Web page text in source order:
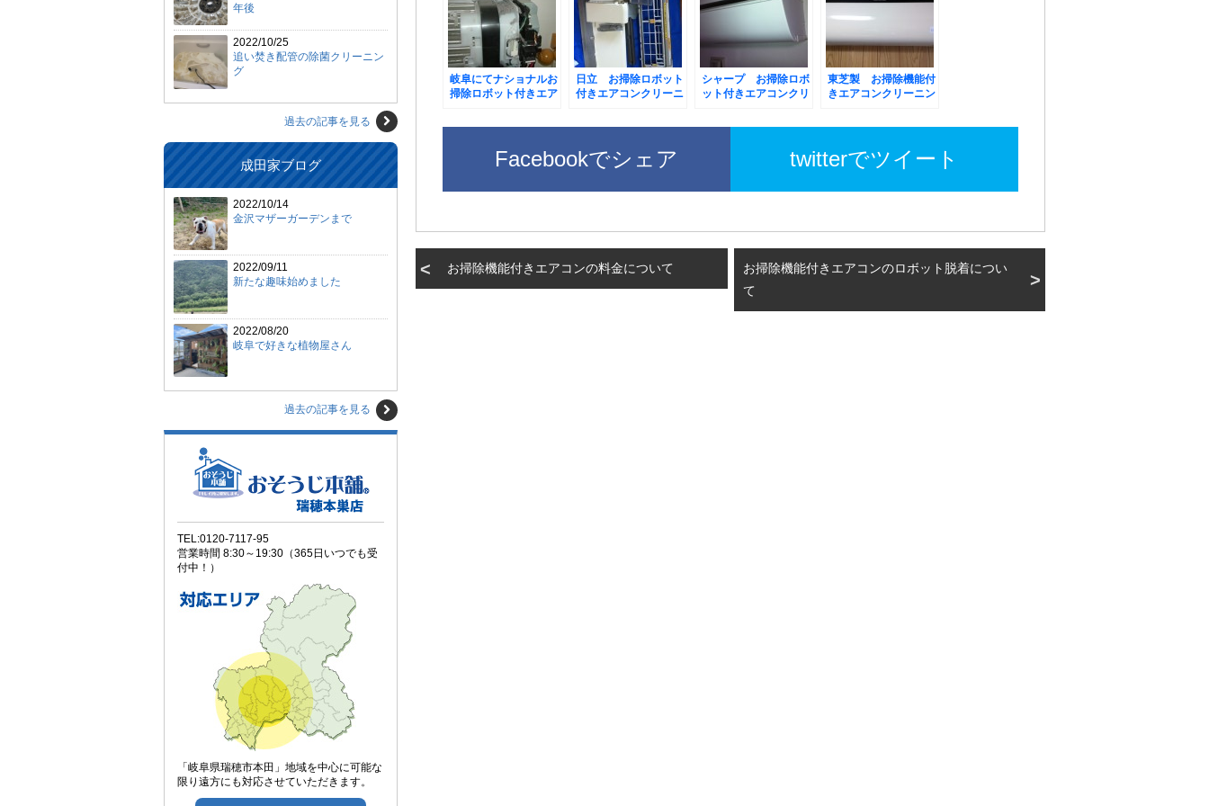
岐阜にてナショナルお
掃除ロボット付きエア
日立 お掃除ロボット
付きエアコンクリーニ
シャープ お掃除ロボ
ット付きエアコンクリ
東芝製 お掃除機能付
きエアコンクリーニン
Facebookでシェア twitterでツイート
お掃除機能付きエアコンの料金について
お掃除機能付きエアコンのロボット脱着につい
て
年後
2022/10/25
追い焚き配管の除菌クリーニン
グ
過去の記事を見る
成田家ブログ
2022/10/14
金沢マザーガーデンまで
2022/09/11
新たな趣味始めました
2022/08/20
岐阜で好きな植物屋さん
過去の記事を見る
TEL:0120-7117-95
営業時間 8:30～19:30（365日いつでも受
付中！）
「岐阜県瑞穂市本田」地域を中心に可能な
限り遠方にも対応させていただきます。